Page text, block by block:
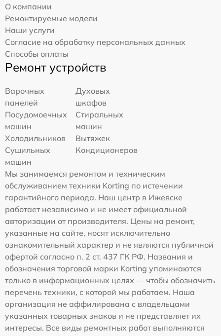
О компании
Ремонтируемые модели
Наши услуги
Согласие на обработку персональных данных
Способы оплаты
Ремонт устройств
Варочных
панелей
Духовых
шкафов
Посудомоечных
машин
Стиральных
машин
Холодильников
Вытяжек
Сушильных
машин
Кондиционеров
Мы занимаемся ремонтом и техническим
обслуживанием техники Korting по истечении
гарантийного периода. Наш центр в Ижевске
работает независимо и не имеет официальной
авторизации от производителя. Цены на ремонт,
указанные на сайте, носят исключительно
ознакомительный характер и не являются публичной
офертой согласно п. 2 ст. 437 ГК РФ. Названия и
обозначения торговой марки Korting упоминаются
только в информационных целях — чтобы обозначить
перечень техники, с которой мы работаем. Наша
организация не аффилирована с владельцами
указанных товарных знаков и не представляет их
интересы. Все виды ремонтных работ выполняются